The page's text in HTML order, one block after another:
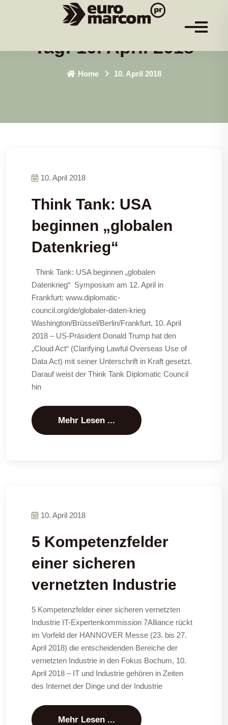
Tag:10. April 2018
Home 10. April 2018
10. April 2018
Think Tank: USA
beginnen „globalen
Datenkrieg“
Think Tank: USA beginnen „globalen
Datenkrieg“ Symposium am 12. April in
Frankfurt: www.diplomatic-
council.org/de/globaler-daten-krieg
Washington/Brüssel/Berlin/Frankfurt, 10. April
2018 – US-Präsident Donald Trump hat den
„Cloud Act“ (Clarifying Lawful Overseas Use of
Data Act) mit seiner Unterschrift in Kraft gesetzt.
Darauf weist der Think Tank Diplomatic Council
hin
Mehr Lesen ...
10. April 2018
5 Kompetenzfelder
einer sicheren
vernetzten Industrie
5 Kompetenzfelder einer sicheren vernetzten
Industrie IT-Expertenkommission 7Alliance rückt
im Vorfeld der HANNOVER Messe (23. bis 27.
April 2018) die entscheidenden Bereiche der
vernetzten Industrie in den Fokus Bochum, 10.
April 2018 – IT und Industrie gehören in Zeiten
des Internet der Dinge und der Industrie
Mehr Lesen ...